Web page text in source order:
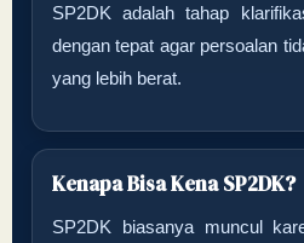
SP2DK adalah tahap
dengan tepat agar persoalan
yang lebih berat.
Kenapa Bisa Kena SP2DK?
SP2DK biasanya muncul